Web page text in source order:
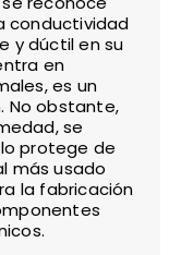
conductividad
y dúctil en su
en
es un
No obstante,
se
protege de
más usado
la fabricación